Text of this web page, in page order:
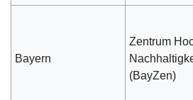
Bayern
Zentrum
(BayZen)